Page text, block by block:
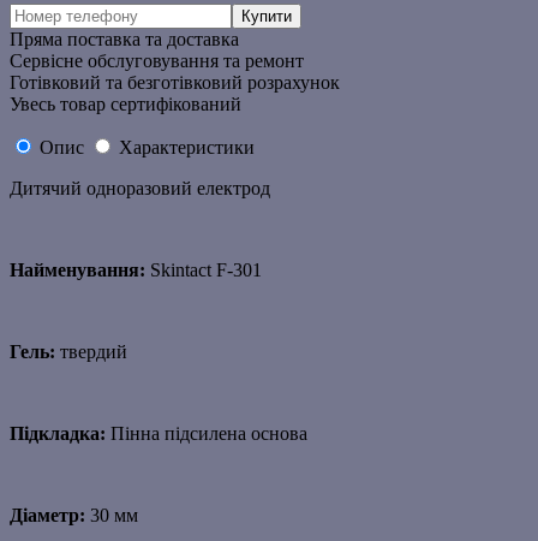
Пряма поставка та доставка
Сервісне обслуговування та ремонт
Готівковий та безготівковий розрахунок
Увесь товар сертифікований
Опис
Характеристики
Дитячий одноразовий електрод
Найменування: Skintact F-301
Гель: твердий
Підкладка: Пінна підсилена основа
Діаметр: 30 мм